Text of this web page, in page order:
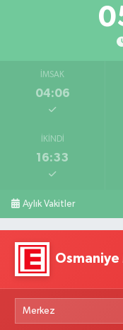
İMSAK
04:06
İKINDI
16:33
Aylık Vakitler